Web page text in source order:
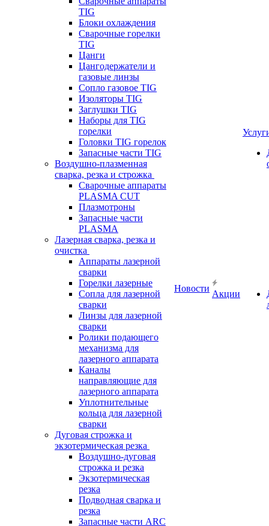
TIG
Блоки охлаждения
Сварочные горелки
TIG
Цанги
Цангодержатели и
газовые линзы
Сопло газовое TIG
Изоляторы TIG
Заглушки TIG
Наборы для TIG
горелки
Головки TIG горелок
Запасные части TIG
Воздушно-плазменная
сварка, резка и строжка
Сварочные аппараты
PLASMA CUT
Плазмотроны
Запасные части
PLASMA
Лазерная сварка, резка и
очистка
Аппараты лазерной
сварки
Горелки лазерные
Сопла для лазерной
сварки
Линзы для лазерной
сварки
Ролики подающего
механизма для
лазерного аппарата
Каналы
направляющие для
лазерного аппарата
Уплотнительные
кольца для лазерной
сварки
Дуговая строжка и
экзотермическая резка
Воздушно-дуговая
строжка и резка
Экзотермическая
резка
Подводная сварка и
резка
Запасные части ARC
Новости
Акции